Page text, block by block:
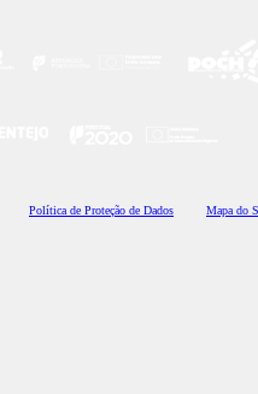
Política de Proteção de Dados Mapa do